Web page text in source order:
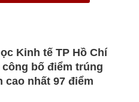
Kinh tế TP Hồ Chí
công bố điểm trúng
cao nhất 97 điểm